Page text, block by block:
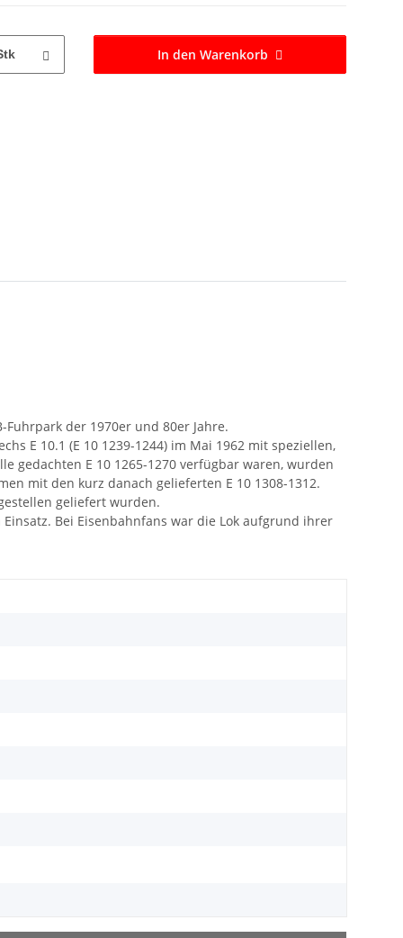
In den Warenkorb
der 1970er und 80er Jahre.
E 10.1 (E 10 1239-1244) im Mai 1962 mit speziellen,
gedachten E 10 1265-1270 verfügbar waren, wurden
mit den kurz danach gelieferten E 10 1308-1312.
geliefert wurden.
Bei Eisenbahnfans war die Lok aufgrund ihrer